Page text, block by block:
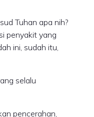
Tuhan apa nih?
penyakit yang
ini, sudah itu,
selalu
pencerahan,